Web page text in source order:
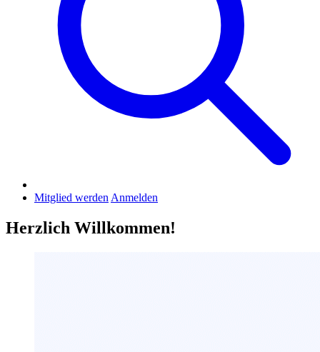
Mitglied werden Anmelden
Herzlich Willkommen!